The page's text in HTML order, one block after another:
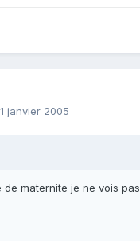
janvier 2005
maternite je ne vois pas